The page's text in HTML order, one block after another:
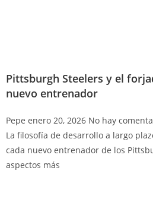
Pittsburgh Steelers y el
nuevo entrenador
Pepe enero 20, 2026 No hay
La filosofía de desarrollo a largo
cada nuevo entrenador de los
aspectos más